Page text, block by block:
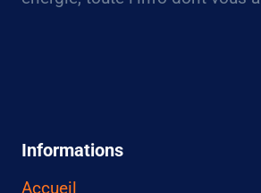
Informations
Accueil